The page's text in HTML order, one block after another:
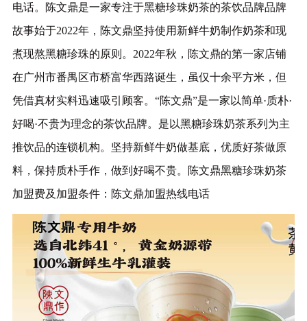
电话。陈文鼎是一家专注于黑糖珍珠奶茶的茶饮品牌品牌
故事始于2022年，陈文鼎坚持使用新鲜牛奶制作奶茶和现
煮现熬黑糖珍珠的原则。2022年秋，陈文鼎的第一家店铺
在广州市番禺区市桥富华西路诞生，虽仅十余平方米，但
凭借真材实料迅速吸引顾客。‌“陈文鼎”是一家以简单·质朴·
好喝·不贵为理念的茶饮品牌。是以黑糖珍珠奶茶系列为主
推饮品的连锁机构。坚持新鲜牛奶做基底，优质好茶做原
料，保持质朴手作，做到好喝不贵。
陈文鼎黑糖珍珠奶茶
加盟费及加盟条件：陈文鼎加盟热线电话